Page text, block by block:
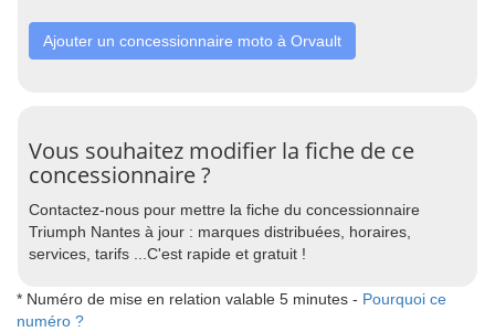
Ajouter un concessionnaire moto à Orvault
Vous souhaitez modifier la fiche de ce
concessionnaire ?
Contactez-nous pour mettre la fiche du concessionnaire
Triumph Nantes à jour : marques distribuées, horaires,
services, tarifs ...C'est rapide et gratuit !
* Numéro de mise en relation valable 5 minutes - Pourquoi ce
numéro ?